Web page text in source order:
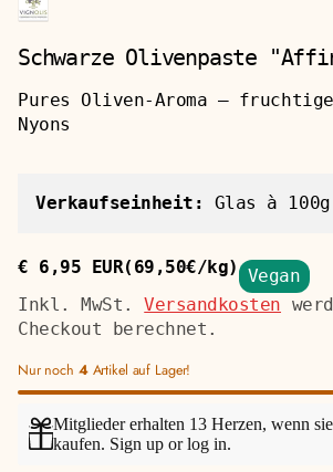
Schwarze Olivenpaste
Pures Oliven-Aroma — fruchtige
Nyons
Verkaufseinheit: Glas à 100g
Regulärer
Preis
€ 6,95 EUR
Stückpreis(69,50€/kg) Vegan
Inkl. MwSt.Versandkosten
Checkout berechnet.
Nur noch 4Artikel auf Lager!
Mitglieder erhalten 13 Herzen, wenn
kaufen. Sign up orlog in.